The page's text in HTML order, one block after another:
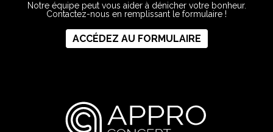
Notre équipe peut vous aider à dénicher votre bonheur.
Contactez-nous en remplissant le formulaire !
ACCÉDEZ AU FORMULAIRE